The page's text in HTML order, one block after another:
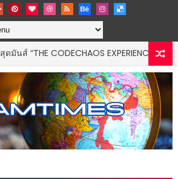
EXPERIENCE – CHAOS